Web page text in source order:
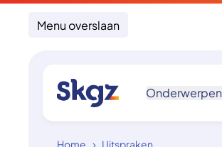
Menu overslaan
Onderwerpen
Home Uitspraken